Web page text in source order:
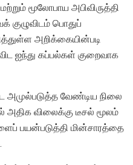
மூலோபாய அபிவிருத்தி
குழுவிடம் பொதுப்
அறிக்கையின்படி
ஐந்து கப்பல்கள் குறைவாக
வேண்டிய நிலை
அதிக விலைக்கு டீசல் மூலம்
பயன்படுத்தி மின்சாரத்தை